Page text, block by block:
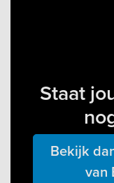
Staat
Bekijk
van